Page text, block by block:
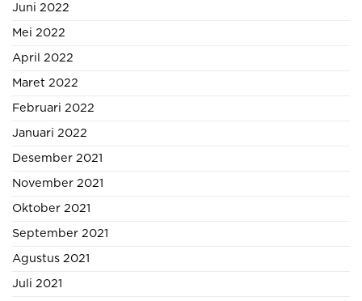
Juni 2022
Mei 2022
April 2022
Maret 2022
Februari 2022
Januari 2022
Desember 2021
November 2021
Oktober 2021
September 2021
Agustus 2021
Juli 2021